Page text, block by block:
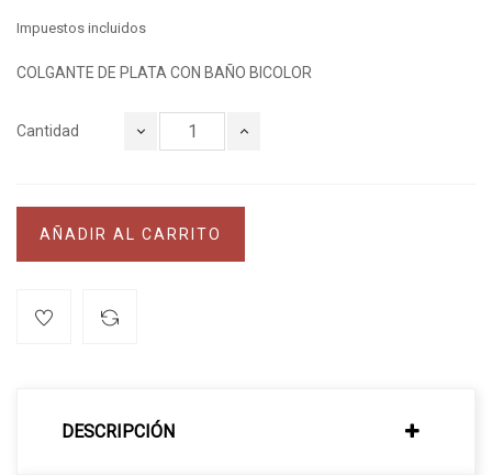
Impuestos incluidos
COLGANTE DE PLATA CON BAÑO BICOLOR
Cantidad
AÑADIR AL CARRITO
DESCRIPCIÓN